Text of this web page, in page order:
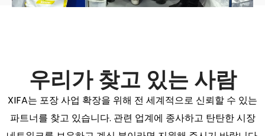
우리가 찾고 있는 사람
XIFA는 포장 사업 확장을 위해 전 세계적으로 신뢰할 수 있는
파트너를 찾고 있습니다. 관련 업계에 종사하고 탄탄한 시장